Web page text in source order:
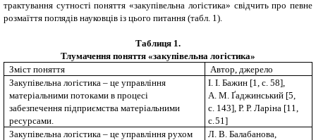
трактування сутності поняття «закупівельна логістика» свідчить про певне
розмаїття поглядів науковців із цього питання (табл. 1).
Таблиця 1.
Тлумачення поняття «закупівельна логістика»
Зміст поняття
Автор, джерело
Закупівельна логістика – це управління
матеріальними потоками в процесі
забезпечення підприємства матеріальними
ресурсами.
І. І. Бажин [1, с. 58],
А. М. Ґаджинський [5,
с. 143], Р. Р. Ларіна [11,
с. 51]
Закупівельна логістика – це управління рухом
Л. В. Балабанова,